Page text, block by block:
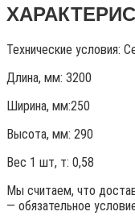
Технические условия:
Длина, мм: 3200
Ширина, мм:250
Высота, мм: 290
Вес 1 шт, т: 0,58
Мы считаем, что
— обязательное